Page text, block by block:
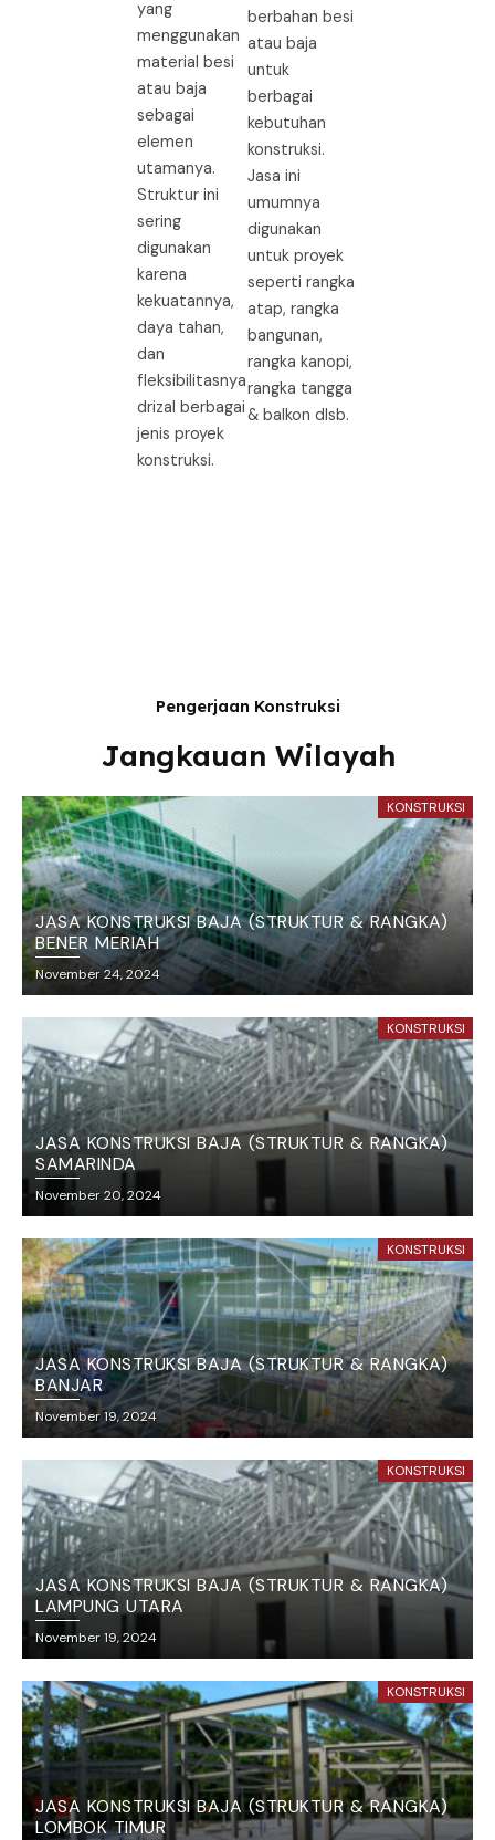
yang
menggunakan
material besi
atau baja
sebagai
elemen
utamanya.
Struktur ini
sering
digunakan
karena
kekuatannya,
daya tahan,
dan
fleksibilitasnya
drizal berbagai
jenis proyek
konstruksi.
berbahan besi
atau baja
untuk
berbagai
kebutuhan
konstruksi.
Jasa ini
umumnya
digunakan
untuk proyek
seperti rangka
atap, rangka
bangunan,
rangka kanopi,
rangka tangga
& balkon dlsb.
Pengerjaan Konstruksi
Jangkauan Wilayah
KONSTRUKSI
JASA KONSTRUKSI BAJA (STRUKTUR & RANGKA)
BENER MERIAH
November 24, 2024
KONSTRUKSI
JASA KONSTRUKSI BAJA (STRUKTUR & RANGKA)
SAMARINDA
November 20, 2024
KONSTRUKSI
JASA KONSTRUKSI BAJA (STRUKTUR & RANGKA)
BANJAR
November 19, 2024
KONSTRUKSI
JASA KONSTRUKSI BAJA (STRUKTUR & RANGKA)
LAMPUNG UTARA
November 19, 2024
KONSTRUKSI
JASA KONSTRUKSI BAJA (STRUKTUR & RANGKA)
LOMBOK TIMUR